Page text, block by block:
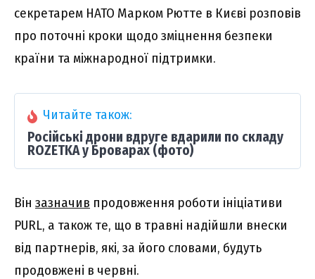
секретарем НАТО Марком Рютте в Києві розповів
про поточні кроки щодо зміцнення безпеки
країни та міжнародної підтримки.
Читайте також:
Російські дрони вдруге вдарили по складу
ROZETKA у Броварах (фото)
Він зазначив продовження роботи ініціативи
PURL, а також те, що в травні надійшли внески
від партнерів, які, за його словами, будуть
продовжені в червні.